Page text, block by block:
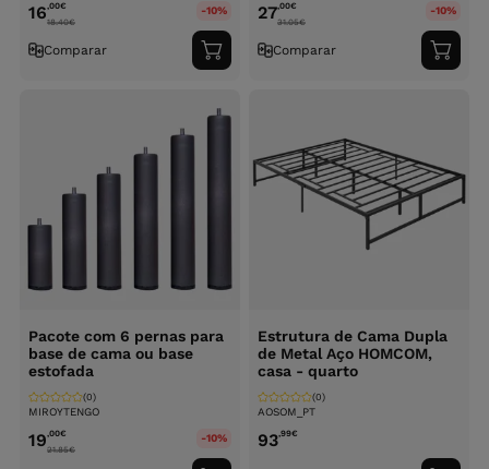
16,00€
18.40€
-10%
Comparar
Adicionar
ao
27,00€
31.05€
-10%
Comparar
ao
Pacote com 6 pernas para
base de cama ou base
estofada
MIROYTENGO
(0)
19,00€
21.85€
-10%
Estrutura de Cama Dupla
de Metal Aço HOMCOM,
casa - quarto
AOSOM_PT
(0)
93,99€